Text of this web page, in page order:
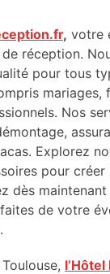
, votre
réception.
pour tous
mariages,
Nos
Explorez
pour créer
dès
de votre